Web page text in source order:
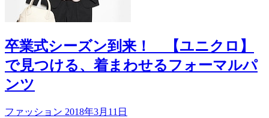
卒業式シーズン到来！ 【ユニクロ】
で見つける、着まわせるフォーマルパ
ンツ
ファッション 2018年3月11日